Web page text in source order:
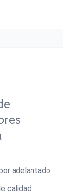
adelantado
calidad